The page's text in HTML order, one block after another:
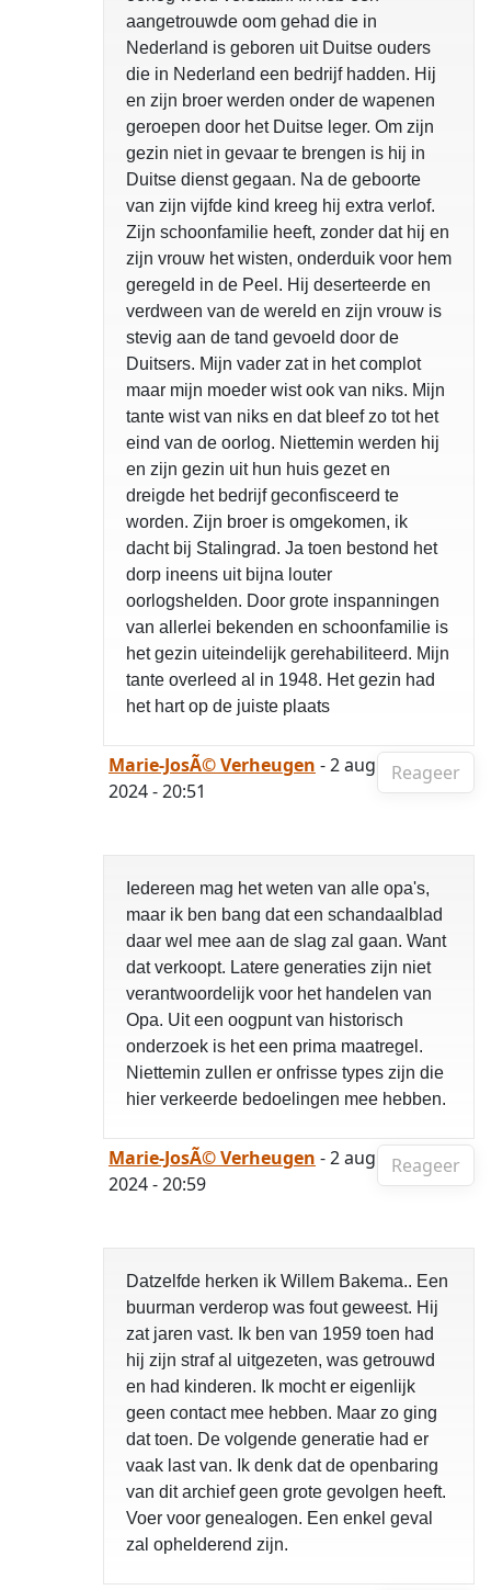
aangetrouwde oom gehad die in
Nederland is geboren uit Duitse ouders
die in Nederland een bedrijf hadden. Hij
en zijn broer werden onder de wapenen
geroepen door het Duitse leger. Om zijn
gezin niet in gevaar te brengen is hij in
Duitse dienst gegaan. Na de geboorte
van zijn vijfde kind kreeg hij extra verlof.
Zijn schoonfamilie heeft, zonder dat hij en
zijn vrouw het wisten, onderduik voor hem
geregeld in de Peel. Hij deserteerde en
verdween van de wereld en zijn vrouw is
stevig aan de tand gevoeld door de
Duitsers. Mijn vader zat in het complot
maar mijn moeder wist ook van niks. Mijn
tante wist van niks en dat bleef zo tot het
eind van de oorlog. Niettemin werden hij
en zijn gezin uit hun huis gezet en
dreigde het bedrijf geconfisceerd te
worden. Zijn broer is omgekomen, ik
dacht bij Stalingrad. Ja toen bestond het
dorp ineens uit bijna louter
oorlogshelden. Door grote inspanningen
van allerlei bekenden en schoonfamilie is
het gezin uiteindelijk gerehabiliteerd. Mijn
tante overleed al in 1948. Het gezin had
het hart op de juiste plaats
Reageer
Marie-JosÃ© Verheugen - 2 aug
2024 - 20:51
Iedereen mag het weten van alle opa's,
maar ik ben bang dat een schandaalblad
daar wel mee aan de slag zal gaan. Want
dat verkoopt. Latere generaties zijn niet
verantwoordelijk voor het handelen van
Opa. Uit een oogpunt van historisch
onderzoek is het een prima maatregel.
Niettemin zullen er onfrisse types zijn die
hier verkeerde bedoelingen mee hebben.
Reageer
Marie-JosÃ© Verheugen - 2 aug
2024 - 20:59
Datzelfde herken ik Willem Bakema.. Een
buurman verderop was fout geweest. Hij
zat jaren vast. Ik ben van 1959 toen had
hij zijn straf al uitgezeten, was getrouwd
en had kinderen. Ik mocht er eigenlijk
geen contact mee hebben. Maar zo ging
dat toen. De volgende generatie had er
vaak last van. Ik denk dat de openbaring
van dit archief geen grote gevolgen heeft.
Voer voor genealogen. Een enkel geval
zal ophelderend zijn.